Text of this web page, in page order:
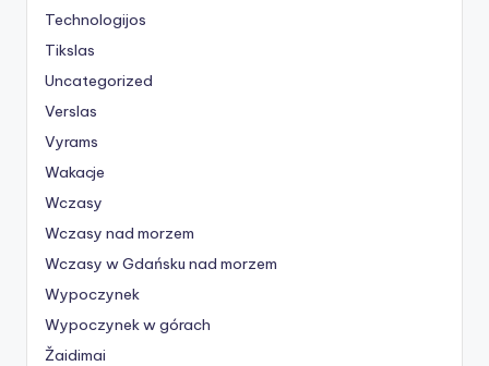
Technologijos
Tikslas
Uncategorized
Verslas
Vyrams
Wakacje
Wczasy
Wczasy nad morzem
Wczasy w Gdańsku nad morzem
Wypoczynek
Wypoczynek w górach
Žaidimai